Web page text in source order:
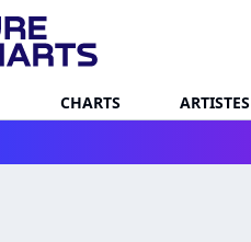
CHARTS
ARTISTES